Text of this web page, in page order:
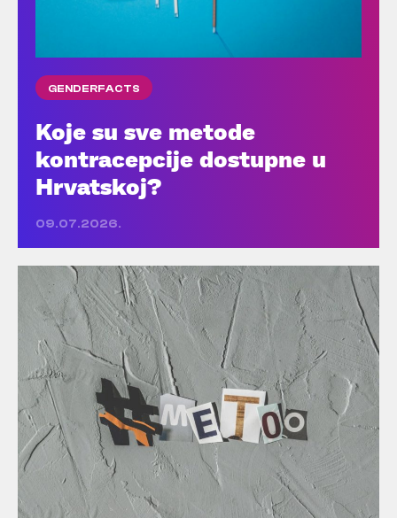
GENDERFACTS
Koje su sve metode
kontracepcije dostupne u
Hrvatskoj?
09.07.2026.